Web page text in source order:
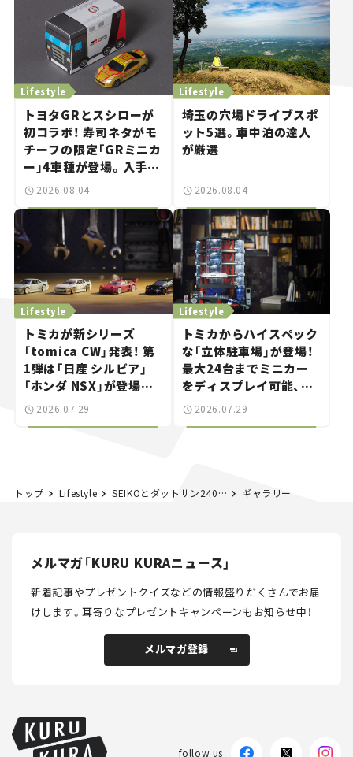
トヨタGRとスシローが
初コラボ！ 寿司ネタがモ
チーフの限定「GRミニカ
ー」4車種が登場。入手方
法は？【クルマとホビー】
Lifestyle
2026.08.04
埼玉の穴場ドライブスポ
ット5選。車中泊の達人
が厳選
Lifestyle
2026.08.04
トミカが新シリーズ
「tomica CW」発表！ 第
1弾は「日産 シルビア」
「ホンダ NSX」が登場。
世界が注目す
Lifestyle
2026.07.29
トミカからハイスペック
な「立体駐車場」が登場！
最大24台までミニカー
をディスプレイ可能、特
別な「日産 GT-R
Lifestyle
2026.07.29
トップ Lifestyle SEIKOとダットサン240Zが半世紀を超え蘇る、挑戦の心が結実したコラボモデル ギャラリー
メルマガ「KURU KURAニュース」
新着記事やプレゼントクイズなどの情報盛りだくさんでお届
けします。耳寄りなプレゼントキャンペーンもお知らせ中！
メルマガ登録
follow us